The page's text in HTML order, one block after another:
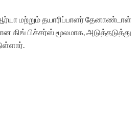
மற்றும் தயாரிப்பாளர் தேனாண்டாள்
கிங் பிச்சர்ஸ் மூலமாக, அடுத்தடுத்து